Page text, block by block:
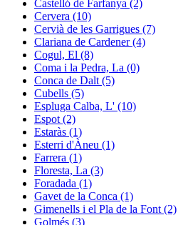
Castelló de Farfanya (2)
Cervera (10)
Cervià de les Garrigues (7)
Clariana de Cardener (4)
Cogul, El (8)
Coma i la Pedra, La (0)
Conca de Dalt (5)
Cubells (5)
Espluga Calba, L' (10)
Espot (2)
Estaràs (1)
Esterri d'Àneu (1)
Farrera (1)
Floresta, La (3)
Foradada (1)
Gavet de la Conca (1)
Gimenells i el Pla de la Font (2)
Golmés (3)